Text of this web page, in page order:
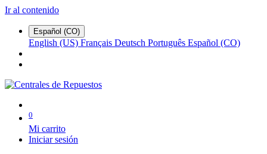
Ir al contenido
Español (CO)
English (US) Français Deutsch Português Español (CO)
0
Mi carrito
Iniciar sesión